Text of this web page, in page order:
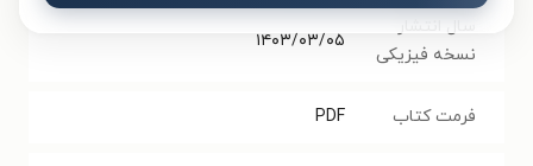
سال انتشار
نسخه فیزیکی
۱۴۰۳/۰۳/۰۵
فرمت کتاب PDF